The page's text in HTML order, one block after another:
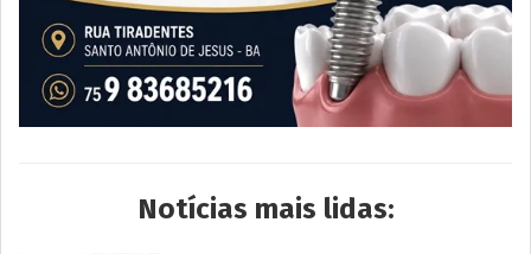
Notícias mais lidas: